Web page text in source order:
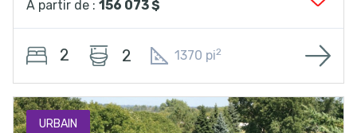
À partir de : 156 073 $
2 2 1370 pi2
URBAIN